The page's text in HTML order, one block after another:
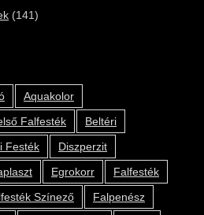
(141)
Aquakolor
Falfesték
Beltéri
Festék
Diszperzit
Egrokorr
Falfesték
Színező
Falpenész